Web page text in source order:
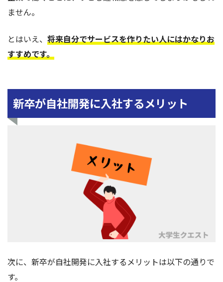
ません。
とはいえ、 将来自分でサービスを作りたい人にはかなりお
すすめです。
新卒が自社開発に入社するメリット
次に、新卒が自社開発に入社するメリットは以下の通りで
す。